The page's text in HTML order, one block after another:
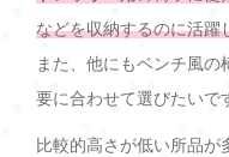
などを収納するのに活躍
また、他にもベンチ風
要に合わせて選びたいで
比較的高さが低い所品が